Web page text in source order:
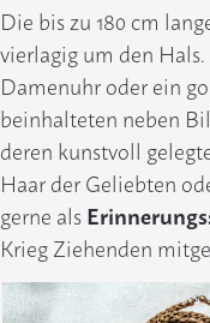
Die bis zu 180 cm
vierlagig um den
Damenuhr oder ein
beinhalteten neben
deren kunstvoll
Haar der Geliebten
gerne als
Krieg Ziehenden